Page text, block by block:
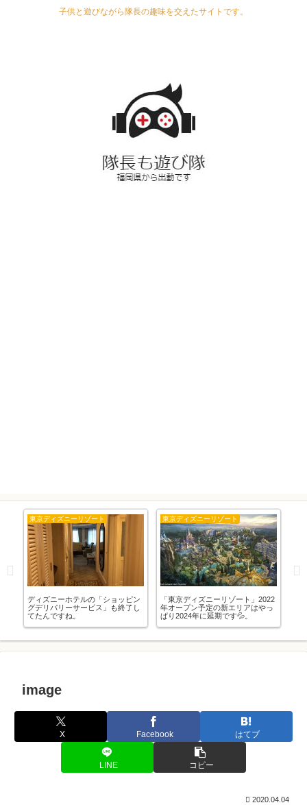
子供と遊びながら隊長の趣味を交えたサイトです。
東京ディズニーリゾート
ディズニーホテルの「ショッピン
グデリバリーサービス」も終了し
てたんですね。
東京ディズニーリゾート
「東京ディズニーリゾート」2022
年オープン予定の新エリアはやっ
ぱり2024年に延期です💦。
image
X Facebook はてブ
LINE コピー
2020.04.04